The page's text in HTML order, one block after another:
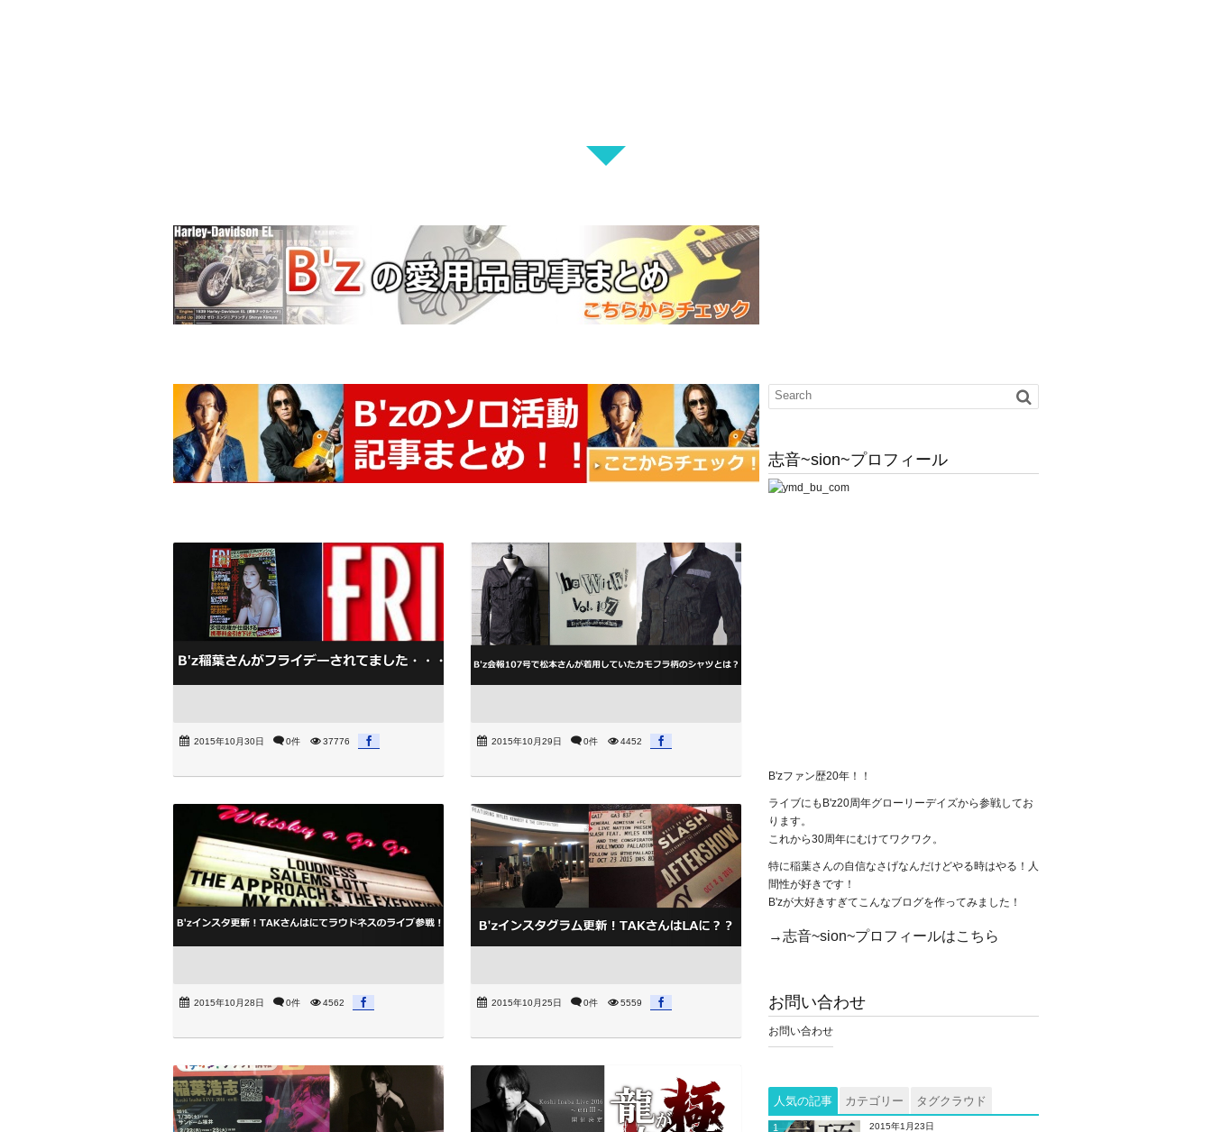
2015年10月30日 0件 37776 2015年10月29日 0件 4452
2015年10月28日 0件 4562 2015年10月25日 0件 5559
志音~sion~プロフィール
B'zファン歴20年！！
ライブにもB'z20周年グローリーデイズから参戦してお
ります。
これから30周年にむけてワクワク。
特に稲葉さんの自信なさげなんだけどやる時はやる！人
間性が好きです！
B'zが大好きすぎてこんなブログを作ってみました！
→志音~sion~プロフィールはこちら
お問い合わせ
お問い合わせ
人気の記事 カテゴリー タグクラウド
2015年1月23日
1